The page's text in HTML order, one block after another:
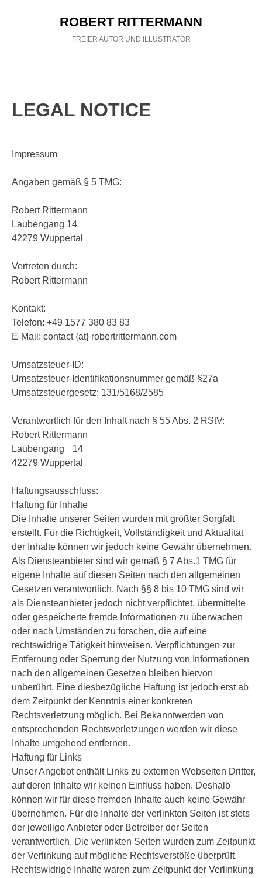
ROBERT RITTERMANN
FREIER AUTOR UND ILLUSTRATOR
ILLUSTRATION
LEGAL NOTICE
Impressum
Angaben gemäß § 5 TMG:
Robert Rittermann
Laubengang 14
42279 Wuppertal
Vertreten durch:
Robert Rittermann
Kontakt:
Telefon: +49 1577 380 83 83
E-Mail: contact {at} robertrittermann.com
Umsatzsteuer-ID:
Umsatzsteuer-Identifikationsnummer gemäß §27a
Umsatzsteuergesetz: 131/5168/2585
Verantwortlich für den Inhalt nach § 55 Abs. 2 RStV:
Robert Rittermann
Laubengang 14
42279 Wuppertal
Haftungsausschluss:
Haftung für Inhalte
Die Inhalte unserer Seiten wurden mit größter Sorgfalt
erstellt. Für die Richtigkeit, Vollständigkeit und Aktualität
der Inhalte können wir jedoch keine Gewähr übernehmen.
Als Diensteanbieter sind wir gemäß § 7 Abs.1 TMG für
eigene Inhalte auf diesen Seiten nach den allgemeinen
Gesetzen verantwortlich. Nach §§ 8 bis 10 TMG sind wir
als Diensteanbieter jedoch nicht verpflichtet, übermittelte
oder gespeicherte fremde Informationen zu überwachen
oder nach Umständen zu forschen, die auf eine
rechtswidrige Tätigkeit hinweisen. Verpflichtungen zur
Entfernung oder Sperrung der Nutzung von Informationen
nach den allgemeinen Gesetzen bleiben hiervon
unberührt. Eine diesbezügliche Haftung ist jedoch erst ab
dem Zeitpunkt der Kenntnis einer konkreten
Rechtsverletzung möglich. Bei Bekanntwerden von
entsprechenden Rechtsverletzungen werden wir diese
Inhalte umgehend entfernen.
Haftung für Links
Unser Angebot enthält Links zu externen Webseiten Dritter,
auf deren Inhalte wir keinen Einfluss haben. Deshalb
können wir für diese fremden Inhalte auch keine Gewähr
übernehmen. Für die Inhalte der verlinkten Seiten ist stets
der jeweilige Anbieter oder Betreiber der Seiten
verantwortlich. Die verlinkten Seiten wurden zum Zeitpunkt
der Verlinkung auf mögliche Rechtsverstöße überprüft.
Rechtswidrige Inhalte waren zum Zeitpunkt der Verlinkung